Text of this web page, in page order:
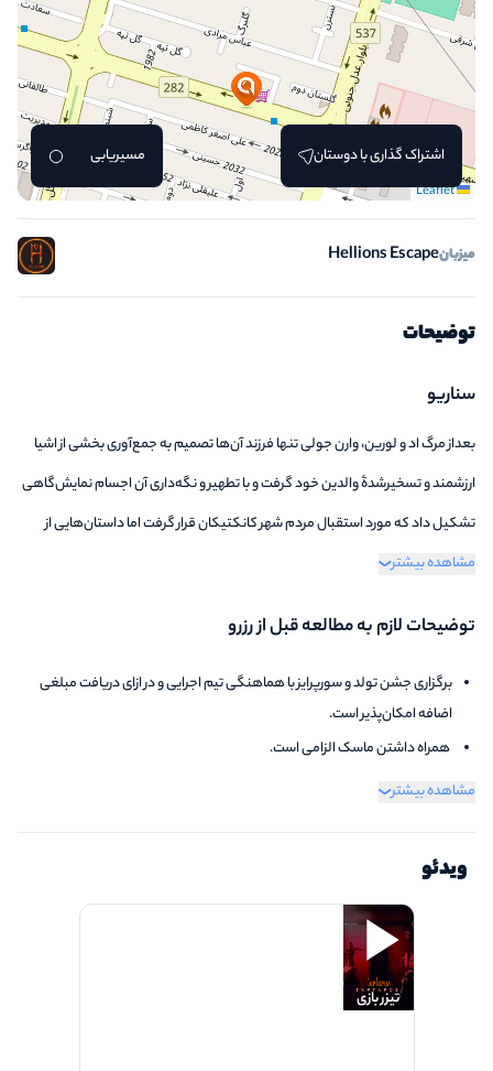
Leaflet
اشتراک گذاری با دوستان مسیریابی
میزبانHellions Escape
توضیحات
سناریو
بعداز مرگ اد و لورین، وارن جولی تنها فرزند آن‌ها تصمیم به جمع‌آوری بخشی از‌ اشیا
ارزشمند و تسخیر‌شدۀ والدین خود گرفت و با تطهیر و نگه‌داری آن اجسام نمایش‌گاهی
تشکیل داد که مورد استقبال مردم شهر کانکتیکان قرار گرفت اما داستان‌هایی از
اتفاقات عجیب و باور‌نکردنی از زبان بازدید‌کنند‌ه‌ها شنیده می‌شد که ورود به آن‌جا برای
راهبه‌های خود را برای بازدید و جمع‌آوری اطلاعات به آن مکان اعزام کرد.
مشاهده بیشتر
توضیحات لازم به مطالعه قبل از رزرو
برگزاری جشن تولد و سورپرایز با هماهنگی تیم اجرایی و در ازای دریافت مبلغی
اضافه امکان‌پذیر است.
همراه داشتن ماسک الزامی است.
لباس راحت بپوشید.
مشاهده بیشتر
ویدئو
تیزر بازی